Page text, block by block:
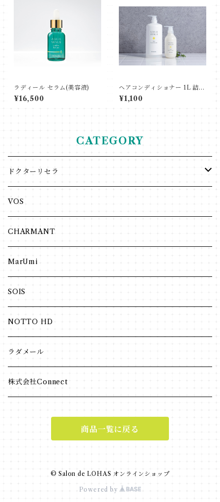
ラディール セラム(美容液)
¥16,500
ヘアコンディショナー 1L 詰替
用専用ボトル
¥1,100
CATEGORY
ドクターリセラ
アクアヴィーナス
クレンジング・洗顔
化粧水
ラディール
インナーケア
VIPLANTE
リキッド
パウダー
ヘア・ボディ
VOS
CHARMANT
MarUmi
SOIS
NOTTO HD
ラダメール
株式会社Connect
商品一覧に戻る
© Salon de LOHAS オンラインショップ
Powered by